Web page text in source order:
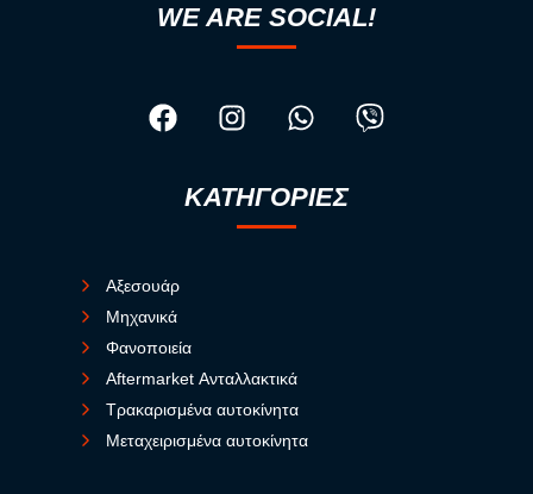
WE ARE SOCIAL!
ΚΑΤΗΓΟΡΙΕΣ
Αξεσουάρ
Μηχανικά
Φανοποιεία
Aftermarket Ανταλλακτικά
Τρακαρισμένα αυτοκίνητα
Μεταχειρισμένα αυτοκίνητα